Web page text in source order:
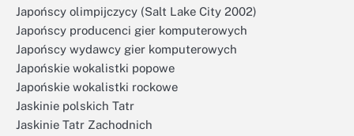
Japońscy olimpijczycy (Salt Lake City 2002)
Japońscy producenci gier komputerowych
Japońscy wydawcy gier komputerowych
Japońskie wokalistki popowe
Japońskie wokalistki rockowe
Jaskinie polskich Tatr
Jaskinie Tatr Zachodnich